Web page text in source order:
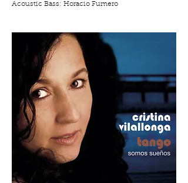
Acoustic Bass: Horacio Fumero